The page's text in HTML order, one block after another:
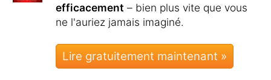
efficacement – bien plus vite que vous
ne l'auriez jamais imaginé.
Lire gratuitement maintenant »